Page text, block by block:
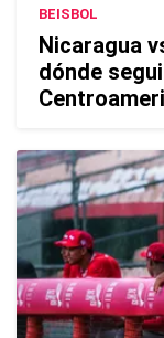
BEISBOL
Nicaragua
dónde